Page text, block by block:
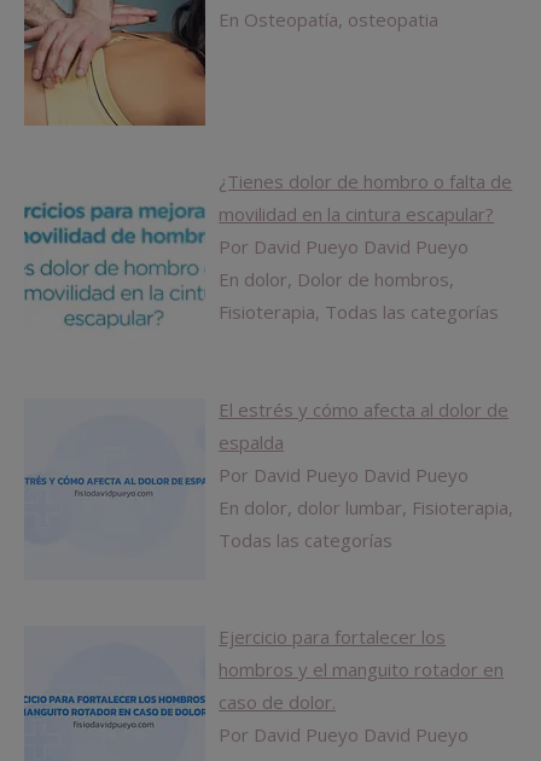
En Osteopatía, osteopatia
¿Tienes dolor de hombro o falta de
movilidad en la cintura escapular?
Por David Pueyo David Pueyo
En dolor, Dolor de hombros,
Fisioterapia, Todas las categorías
El estrés y cómo afecta al dolor de
espalda
Por David Pueyo David Pueyo
En dolor, dolor lumbar, Fisioterapia,
Todas las categorías
Ejercicio para fortalecer los
hombros y el manguito rotador en
caso de dolor.
Por David Pueyo David Pueyo